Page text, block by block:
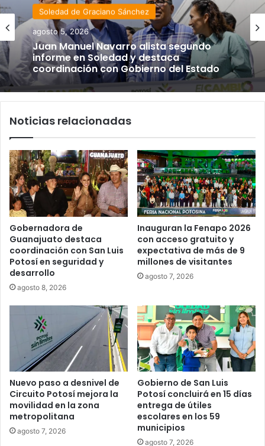
Soledad de Graciano Sánchez
agosto 5, 2026
Juan Manuel Navarro alista segundo
informe en Soledad y destaca
coordinación con Gobierno del Estado
Noticias relacionadas
Gobernadora de
Guanajuato destaca
coordinación con San Luis
Potosí en seguridad y
desarrollo
agosto 8, 2026
Inauguran la Fenapo 2026
con acceso gratuito y
expectativa de más de 9
millones de visitantes
agosto 7, 2026
Nuevo paso a desnivel de
Circuito Potosí mejora la
movilidad en la zona
metropolitana
agosto 7, 2026
Gobierno de San Luis
Potosí concluirá en 15 días
entrega de útiles
escolares en los 59
municipios
agosto 7, 2026